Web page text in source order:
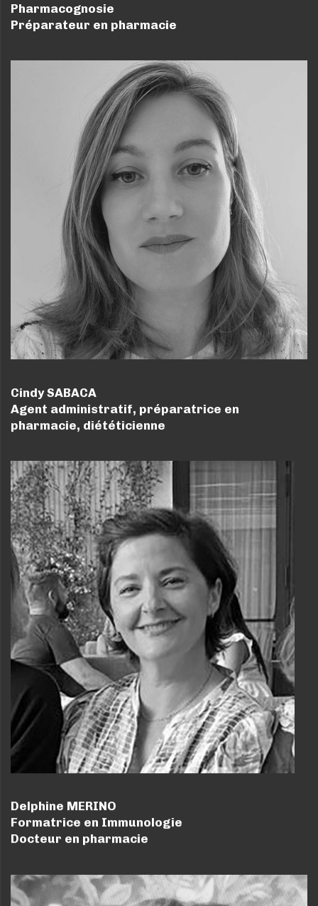
Pharmacognosie
Préparateur en pharmacie
Cindy SABACA
Agent administratif, préparatrice en
pharmacie, diététicienne
Delphine MERINO
Formatrice en Immunologie
Docteur en pharmacie